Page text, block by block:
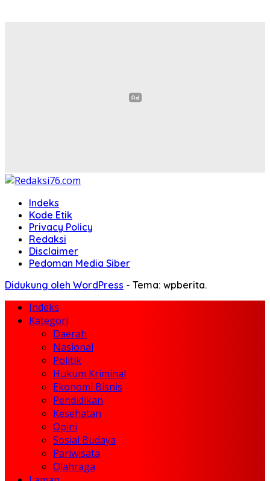
Indeks
Kode Etik
Privacy Policy
Redaksi
Disclaimer
Pedoman Media Siber
Didukung oleh WordPress - Tema: wpberita.
Indeks
Kategori
Daerah
Nasional
Politik
Hukum Kriminal
Ekonomi Bisnis
Pendidikan
Kesehatan
Opini
Sosial Budaya
Pariwisata
Olahraga